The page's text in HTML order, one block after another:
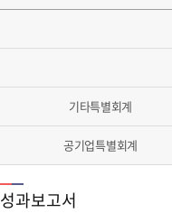
기타특별회계
공기업특별회계
성과보고서